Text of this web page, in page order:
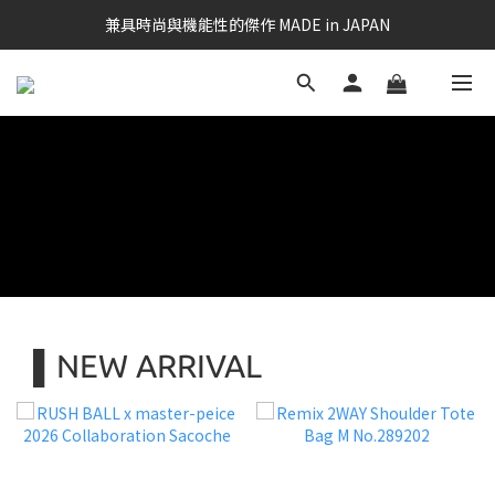
兼具時尚與機能性的傑作 MADE in JAPAN
▌NEW ARRIVAL